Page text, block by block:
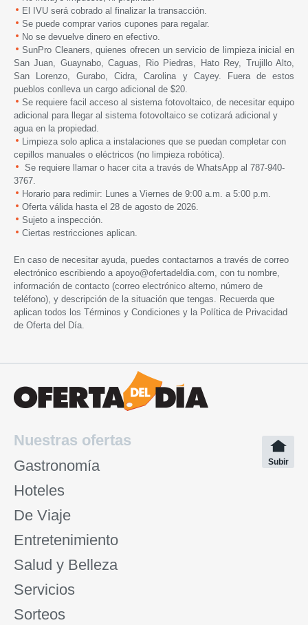
El IVU será cobrado al finalizar la transacción.
Se puede comprar varios cupones para regalar.
No se devuelve dinero en efectivo.
SunPro Cleaners, quienes ofrecen un servicio de limpieza inicial en
San Juan, Guaynabo, Caguas, Rio Piedras, Hato Rey, Trujillo Alto,
San Lorenzo, Gurabo, Cidra, Carolina y Cayey. Fuera de estos
pueblos conlleva un cargo adicional de $20.
Se requiere facil acceso al sistema fotovoltaico, de necesitar equipo
adicional para llegar al sistema fotovoltaico se cotizará adicional y
agua en la propiedad.
Limpieza solo aplica a instalaciones que se puedan completar con
cepillos manuales o eléctricos (no limpieza robótica).
Se requiere llamar o hacer cita a través de WhatsApp al 787-940-
3767.
Horario para redimir: Lunes a Viernes de 9:00 a.m. a 5:00 p.m.
Oferta válida hasta el 28 de agosto de 2026.
Sujeto a inspección.
Ciertas restricciones aplican.
En caso de necesitar ayuda, puedes contactarnos a través de correo
electrónico escribiendo a apoyo@ofertadeldia.com , con tu nombre,
información de contacto (correo electrónico alterno, número de
teléfono), y descripción de la situación que tengas. Recuerda que
aplican todos los Términos y Condiciones y la Política de Privacidad
de Oferta del Día.
Nuestras ofertas
Gastronomía
Hoteles
De Viaje
Entretenimiento
Salud y Belleza
Servicios
Sorteos
Subir